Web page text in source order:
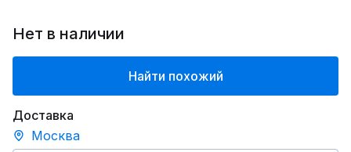
Нет в наличии
Найти похожий
Доставка
Москва